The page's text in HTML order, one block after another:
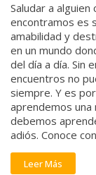
Saludar a alguien
encontramos es
amabilidad y
en un mundo
del día a día. Sin
encuentros no
siempre. Y es
aprendemos una
debemos
adiós. Conoce
Leer Más